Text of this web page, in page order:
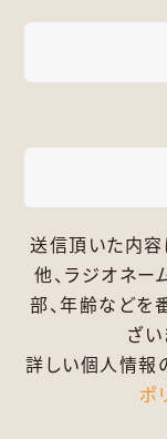
送信頂いた内容
他、ラジオネー
部、年齢などを
ざ
詳しい個人情報
ポ